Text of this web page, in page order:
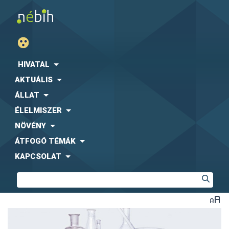
HIVATAL
AKTUÁLIS
ÁLLAT
ÉLELMISZER
NÖVÉNY
ÁTFOGÓ TÉMÁK
KAPCSOLAT